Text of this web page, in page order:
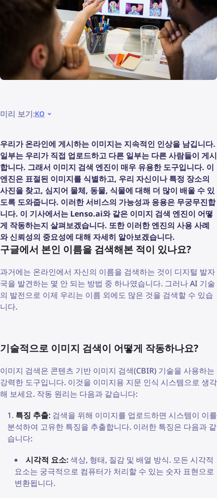
미리 보기:KO
우리가 온라인에 게시하는 이미지는 지속적인 인상을 남깁니다.
일부는 우리가 직접 업로드하고 다른 일부는 다른 사람들이 게시
합니다. 그래서 이미지 검색 엔진이 매우 유용한 도구입니다. 이
엔진은 표절된 이미지를 식별하고, 우리 자신이나 특정 장소의
사진을 찾고, 심지어 물체, 동물, 식물에 대해 더 많이 배울 수 있
도록 도와줍니다. 이러한 서비스의 가능성과 응용은 무궁무진합
니다. 이 기사에서는 Lenso.ai와 같은 이미지 검색 엔진이 어떻
게 작동하는지 살펴보겠습니다. 또한 이러한 엔진의 사용 사례
와 신뢰성의 중요성에 대해 자세히 알아보겠습니다.
구글에서 본인 이름을 검색해본 적이 있나요?
과거에는 온라인에서 자신의 이름을 검색하는 것이 디지털 발자
국을 발견하는 몇 안 되는 방법 중 하나였습니다. 그러나 AI 기술
의 발전으로 이제 우리는 이름 외에도 많은 것을 검색할 수 있습
니다.
기술적으로 이미지 검색이 어떻게 작동하나요?
이미지 검색은 콘텐츠 기반 이미지 검색(CBIR) 기술을 사용하는
강력한 도구입니다. 이것을 이미지용 지문 인식 시스템으로 생각
해 보세요. 작동 원리는 다음과 같습니다:
특징 추출: 검색을 위해 이미지를 업로드하면 시스템이 이를
분석하여 고유한 특징을 추출합니다. 이러한 특징은 다음과 같
습니다:
시각적 요소:색상, 형태, 질감 및 배열 방식. 모든 시각적
요소는 궁극적으로 컴퓨터가 처리할 수 있는 숫자 표현으로
변환됩니다.